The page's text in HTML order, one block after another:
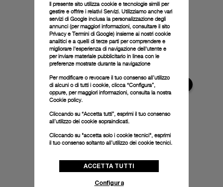
Il presente sito utilizza cookie e tecnologie simili per
gestire e offrire i relativi Servizi. Utilizziamo anche vari
servizi di Google inclusa la personalizzazione degli
annunci (per maggiori informazioni, consultare il sito
Privacy e Termini di Google) insieme ai nostri cookie
analitici e a quelli di terze parti per comprendere e
migliorare l'esperienza di navigazione dell'utente e
per inviare materiale pubblicitario in linea con le
preferenze mostrate durante la navigazione
Per modificare o revocare il tuo consenso all’utilizzo
di alcuni o di tutti i cookie, clicca “Configura”,
oppure, per maggiori informazioni, consulta la nostra
Cookie policy.
Cliccando su “Accetta tutti”, esprimi il tuo consenso
all’utilizzo dei cookie sopraindicati.
Cliccando su "accetta solo i cookie tecnici", esprimi
il tuo consenso soltanto all’utilizzo dei cookie tecnici.
ACCETTA TUTTI
Configura